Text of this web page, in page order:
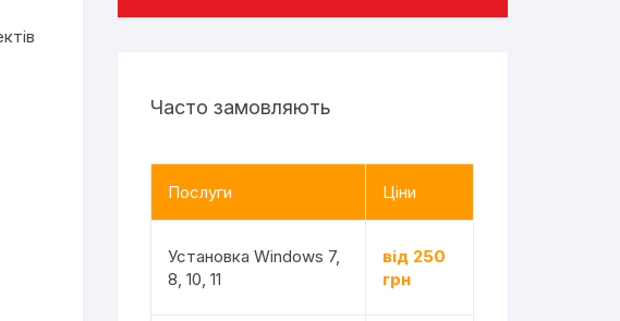
Часто замовляють
Послуги Ціни
Установка Windows 7,
8, 10, 11
від 250
грн